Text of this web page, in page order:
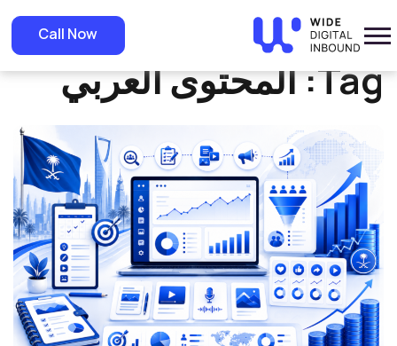
Call Now Home
» المحتوى العربي
Tag: المحتوى العربي